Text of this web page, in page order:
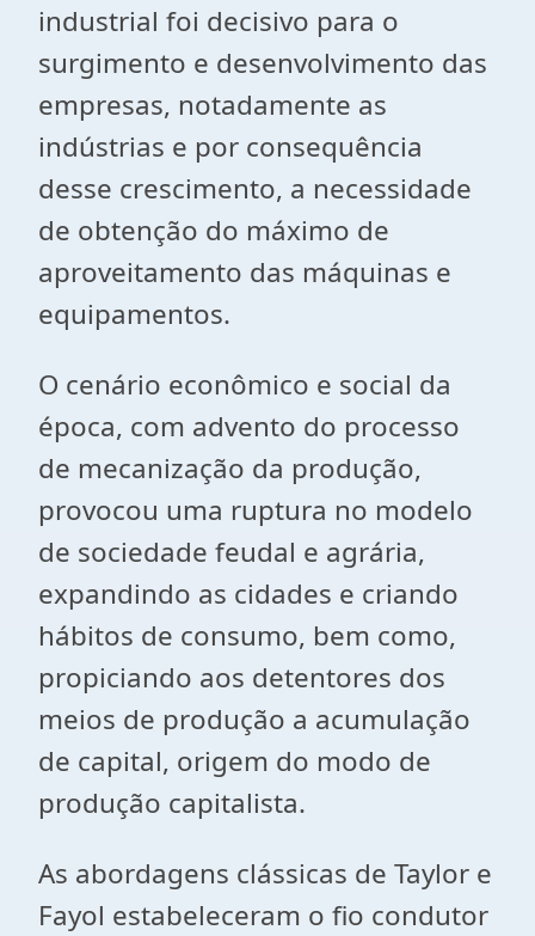
industrial foi decisivo para o
surgimento e desenvolvimento das
empresas, notadamente as
indústrias e por consequência
desse crescimento, a necessidade
de obtenção do máximo de
aproveitamento das máquinas e
equipamentos.
O cenário econômico e social da
época, com advento do processo
de mecanização da produção,
provocou uma ruptura no modelo
de sociedade feudal e agrária,
expandindo as cidades e criando
hábitos de consumo, bem como,
propiciando aos detentores dos
meios de produção a acumulação
de capital, origem do modo de
produção capitalista.
As abordagens clássicas de Taylor e
Fayol estabeleceram o fio condutor